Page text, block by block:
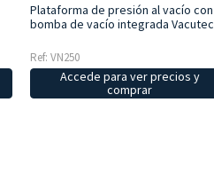
Plataforma de presión al vacío con
bomba de vacío integrada Vacutec
Ref: VN250
Accede para ver precios y
comprar